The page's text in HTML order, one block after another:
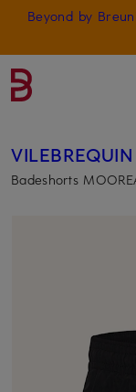
ZUM HAUPTINHALT
Beyond by
Nur in der App: -
VILEBREQUIN
Badeshorts